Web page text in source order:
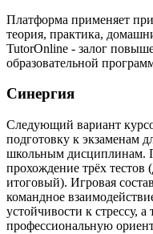
Платформа применяет
теория, практика,
TutorOnline - залог
образовательной
Синергия
Следующий вариант
подготовку к экзаменам
школьным дисциплинам.
прохождение трёх тестов
итоговый). Игровая
командное
устойчивости к стрессу,
профессиональную